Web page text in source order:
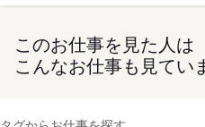
このお仕事を見た人は
こんなお仕事も見てい